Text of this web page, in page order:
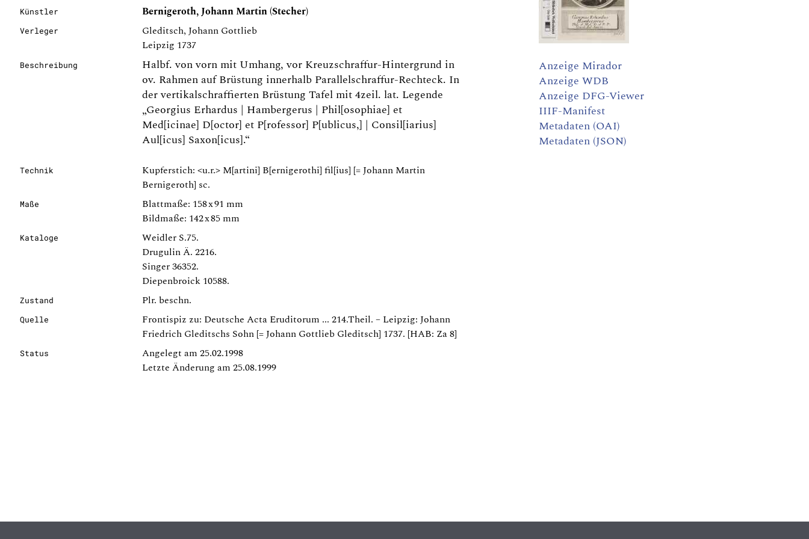
Künstler Bernigeroth, Johann Martin (Stecher)
Verleger
Gleditsch, Johann Gottlieb
Leipzig 1737
Beschreibung
Halbf. von vorn mit Umhang, vor Kreuzschraffur-Hintergrund in
ov. Rahmen auf Brüstung innerhalb Parallelschraffur-Rechteck. In
der vertikalschraffierten Brüstung Tafel mit 4zeil. lat. Legende
„Georgius Erhardus | Hambergerus | Phil[osophiae] et
Med[icinae] D[octor] et P[rofessor] P[ublicus,] | Consil[iarius]
Aul[icus] Saxon[icus].“
Technik
Kupferstich: <u.r.> M[artini] B[ernigerothi] fil[ius] [= Johann Martin
Bernigeroth] sc.
Maße
Blattmaße: 158 x 91 mm
Bildmaße: 142 x 85 mm
Kataloge
Weidler S.75.
Drugulin Ä. 2216.
Singer 36352.
Diepenbroick 10588.
Zustand Plr. beschn.
Quelle
Frontispiz zu: Deutsche Acta Eruditorum ... 214.Theil. – Leipzig: Johann
Friedrich Gleditschs Sohn [= Johann Gottlieb Gleditsch] 1737. [HAB: Za 8]
Status
Angelegt am 25.02.1998
Letzte Änderung am 25.08.1999
Anzeige Mirador
Anzeige WDB
Anzeige DFG-Viewer
IIIF-Manifest
Metadaten (OAI)
Metadaten (JSON)